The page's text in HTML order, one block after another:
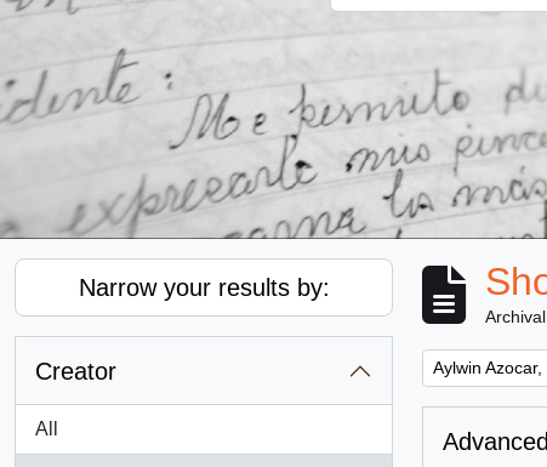
Narrow your results by:
Creator
All
Remove filter:
Aylwin